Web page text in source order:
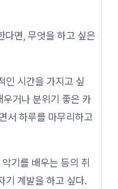
다면, 무엇을 하고 싶은
시간을 가지고 싶
거나 분위기 좋은 카
서 하루를 마무리하고
기를 배우는 등의 취
기 계발을 하고 싶다.